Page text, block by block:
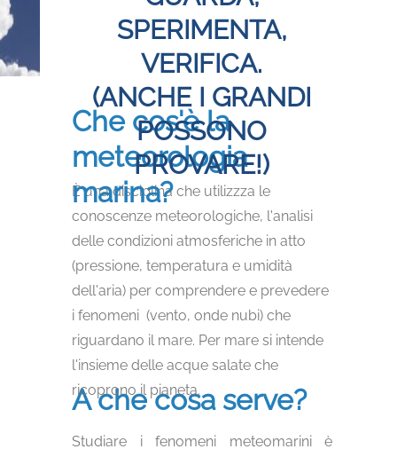
SPERIMENTA,
VERIFICA.
(ANCHE I GRANDI
POSSONO
PROVARE!)
Che cos'è la
meteorologia
marina?
È una disciplina che utilizzza le
conoscenze meteorologiche, l'analisi
delle condizioni atmosferiche in atto
(pressione, temperatura e umidità
dell'aria) per comprendere e prevedere
i fenomeni (vento, onde nubi) che
riguardano il mare. Per mare si intende
l'insieme delle acque salate che
ricoprono il pianeta.
A che cosa serve?
Studiare i fenomeni meteomarini è